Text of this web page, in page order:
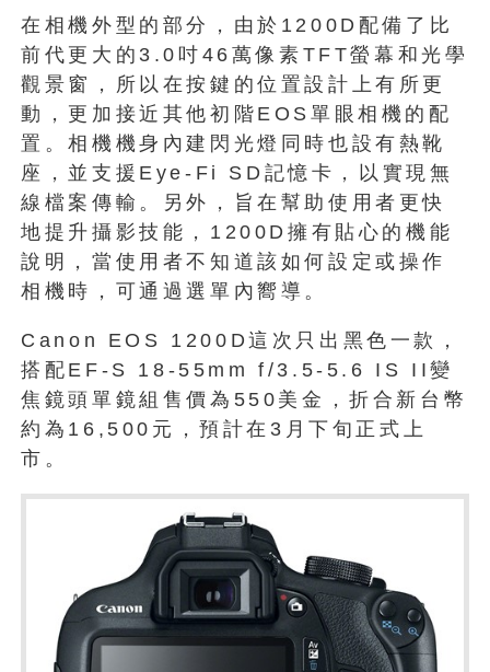
在相機外型的部分，由於1200D配備了比
前代更大的3.0吋46萬像素TFT螢幕和光學
觀景窗，所以在按鍵的位置設計上有所更
動，更加接近其他初階EOS單眼相機的配
置。相機機身內建閃光燈同時也設有熱靴
座，並支援Eye-Fi SD記憶卡，以實現無
線檔案傳輸。另外，旨在幫助使用者更快
地提升攝影技能，1200D擁有貼心的機能
說明，當使用者不知道該如何設定或操作
相機時，可通過選單內嚮導。
Canon EOS 1200D這次只出黑色一款，
搭配EF-S 18-55mm f/3.5-5.6 IS II變
焦鏡頭單鏡組售價為550美金，折合新台幣
約為16,500元，預計在3月下旬正式上
市。